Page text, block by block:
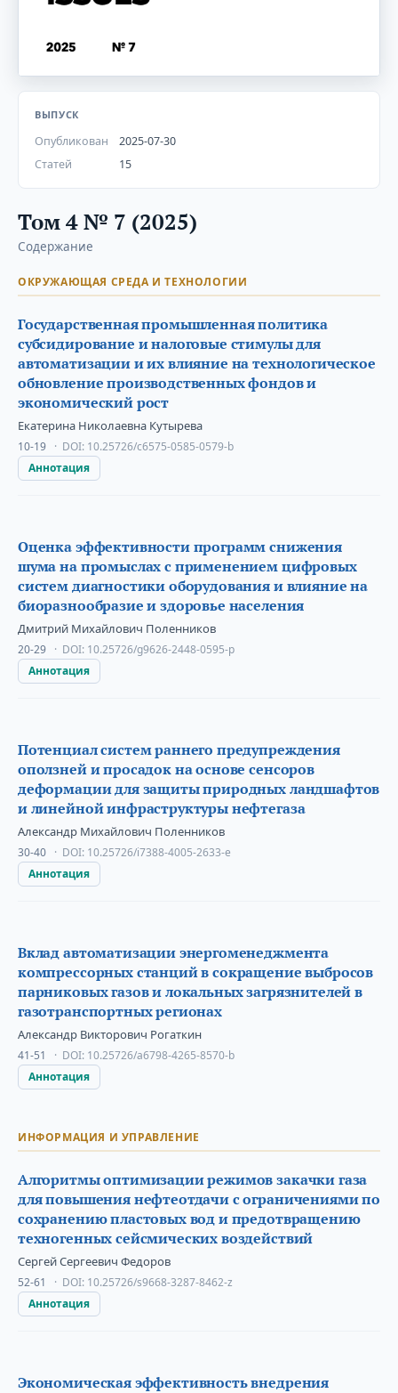
ВЫПУСК
Опубликован
2025-07-30
Статей
15
Том 4 № 7 (2025)
Содержание
ОКРУЖАЮЩАЯ СРЕДА И ТЕХНОЛОГИИ
Государственная промышленная политика
субсидирование и налоговые стимулы для
автоматизации и их влияние на технологическое
обновление производственных фондов и
экономический рост
Екатерина Николаевна Кутырева
10-19 DOI: 10.25726/c6575-0585-0579-b
Аннотация
Оценка эффективности программ снижения
шума на промыслах с применением цифровых
систем диагностики оборудования и влияние на
биоразнообразие и здоровье населения
Дмитрий Михайлович Поленников
20-29 DOI: 10.25726/g9626-2448-0595-p
Аннотация
Потенциал систем раннего предупреждения
оползней и просадок на основе сенсоров
деформации для защиты природных ландшафтов
и линейной инфраструктуры нефтегаза
Александр Михайлович Поленников
30-40 DOI: 10.25726/i7388-4005-2633-e
Аннотация
Вклад автоматизации энергоменеджмента
компрессорных станций в сокращение выбросов
парниковых газов и локальных загрязнителей в
газотранспортных регионах
Александр Викторович Рогаткин
41-51 DOI: 10.25726/a6798-4265-8570-b
Аннотация
ИНФОРМАЦИЯ И УПРАВЛЕНИЕ
Алгоритмы оптимизации режимов закачки газа
для повышения нефтеотдачи с ограничениями по
сохранению пластовых вод и предотвращению
техногенных сейсмических воздействий
Сергей Сергеевич Федоров
52-61 DOI: 10.25726/s9668-3287-8462-z
Аннотация
Экономическая эффективность внедрения